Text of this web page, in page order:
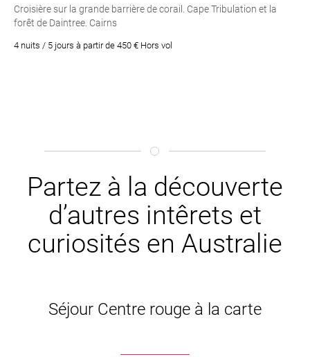
Croisière sur la grande barrière de corail. Cape Tribulation et la
forêt de Daintree. Cairns
4 nuits / 5 jours à partir de 450 € Hors vol
Partez à la découverte
d’autres intêrets et
curiosités en Australie
Séjour Centre rouge à la carte